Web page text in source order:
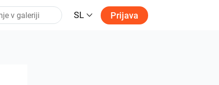
SL Prijava